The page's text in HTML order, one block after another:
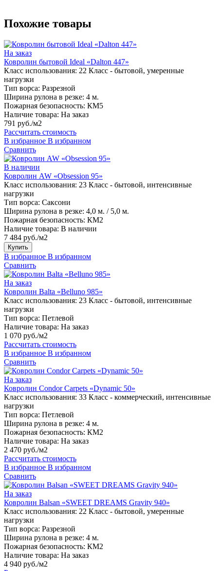
Похожие товары
На заказ
Ковролин бытовой Ideal «Dalton 447»
Класс использования: 22 Класс - бытовой, умеренные
нагрузки
Тип ворса: Разрезной
Ширина рулона в резке: 4 м.
Пожарная безопасность: КМ5
Наличие товара: На заказ
791 руб./м2
Рассчитать стоимость
В избранное В избранном
Сравнить
В наличии
Ковролин AW «Obsession 95»
Класс использования: 23 Класс - бытовой, интенсивные
нагрузки
Тип ворса: Саксони
Ширина рулона в резке: 4,0 м. / 5,0 м.
Пожарная безопасность: КМ2
Наличие товара: В наличии
7 484 руб./м2
Купить
В избранное В избранном
Сравнить
На заказ
Ковролин Balta «Belluno 985»
Класс использования: 23 Класс - бытовой, интенсивные
нагрузки
Тип ворса: Петлевой
Наличие товара: На заказ
1 070 руб./м2
Рассчитать стоимость
В избранное В избранном
Сравнить
На заказ
Ковролин Condor Carpets «Dynamic 50»
Класс использования: 33 Класс - коммерческий, интенсивные
нагрузки
Тип ворса: Петлевой
Ширина рулона в резке: 4 м.
Пожарная безопасность: КМ2
Наличие товара: На заказ
2 470 руб./м2
Рассчитать стоимость
В избранное В избранном
Сравнить
На заказ
Ковролин Balsan «SWEET DREAMS Gravity 940»
Класс использования: 22 Класс - бытовой, умеренные
нагрузки
Тип ворса: Разрезной
Ширина рулона в резке: 4 м.
Пожарная безопасность: КМ2
Наличие товара: На заказ
4 940 руб./м2